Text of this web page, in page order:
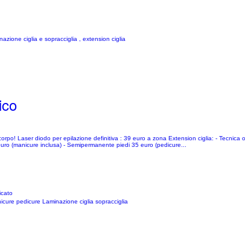
ciglia e sopracciglia , extension ciglia
Laser diodo per epilazione definitiva : 39 euro a zona Extension ciglia: - Tecnica
(manicure inclusa) - Semipermanente piedi 35 euro (pedicure...
pedicure Laminazione ciglia sopracciglia